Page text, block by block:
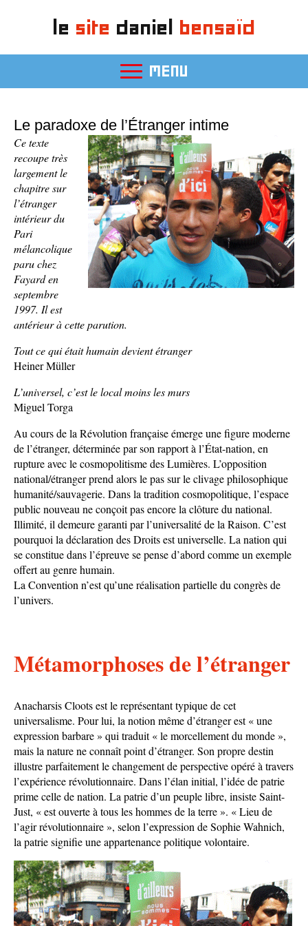
le site daniel bensaïd
MENU
Le paradoxe de l’Étranger intime
Ce texte
recoupe très
largement le
chapitre sur
l’étranger
intérieur du
Pari
mélancolique
paru chez
Fayard en
septembre
1997. Il est
antérieur à cette parution.
Tout ce qui était humain devient étranger
Heiner Müller
L’universel, c’est le local moins les murs
Miguel Torga
Au cours de la Révolution française émerge une figure moderne
de l’étranger, déterminée par son rapport à l’État-nation, en
rupture avec le cosmopolitisme des Lumières. L’opposition
national/étranger prend alors le pas sur le clivage philosophique
humanité/sauvagerie. Dans la tradition cosmopolitique, l’espace
public nouveau ne conçoit pas encore la clôture du national.
Illimité, il demeure garanti par l’universalité de la Raison. C’est
pourquoi la déclaration des Droits est universelle. La nation qui
se constitue dans l’épreuve se pense d’abord comme un exemple
offert au genre humain.
La Convention n’est qu’une réalisation partielle du congrès de
l’univers.
Métamorphoses de l’étranger
Anacharsis Cloots est le représentant typique de cet
universalisme. Pour lui, la notion même d’étranger est « une
expression barbare » qui traduit « le morcellement du monde »,
mais la nature ne connaît point d’étranger. Son propre destin
illustre parfaitement le changement de perspective opéré à travers
l’expérience révolutionnaire. Dans l’élan initial, l’idée de patrie
prime celle de nation. La patrie d’un peuple libre, insiste Saint-
Just, « est ouverte à tous les hommes de la terre ». « Lieu de
l’agir révolutionnaire », selon l’expression de Sophie Wahnich,
la patrie signifie une appartenance politique volontaire.